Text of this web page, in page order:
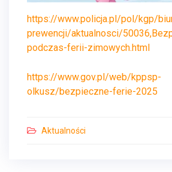
https://www.policja.pl/pol/kgp/
prewencji/aktualnosci/
podczas-ferii-zimowych.html
https://www.gov.pl/web/kppsp-
olkusz/bezpieczne-ferie-2025
Aktualności